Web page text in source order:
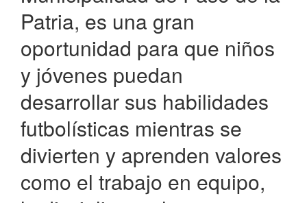
Patria, es una gran
oportunidad para que niños
y jóvenes puedan
desarrollar sus habilidades
futbolísticas mientras se
divierten y aprenden valores
como el trabajo en equipo,